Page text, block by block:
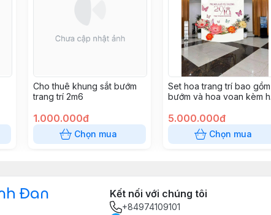
Cho thuê khung sắt bướm
trang trí 2m6
1.000.000đ
Chọn mua
Set hoa trang trí bao gồm
bướm và hoa voan kèm
5.000.000đ
Chọn mua
Đan Kết nối với chúng tôi
+84974109101